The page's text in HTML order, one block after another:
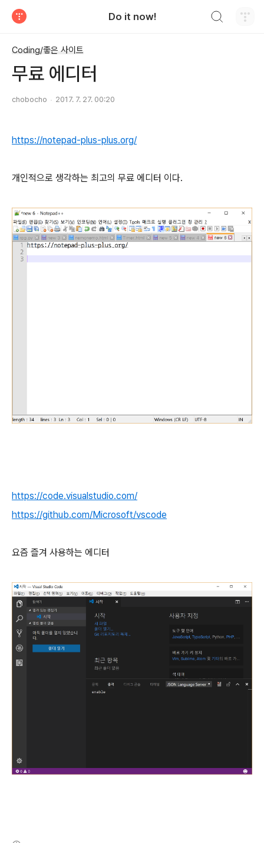
Do it now!
Coding/좋은 사이트
무료 에디터
chobocho 2017. 7. 27. 00:20
https://notepad-plus-plus.org/
개인적으로 생각하는 최고의 무료 에디터 이다.
https://code.visualstudio.com/
https://github.com/Microsoft/vscode
요즘 즐겨 사용하는 에디터